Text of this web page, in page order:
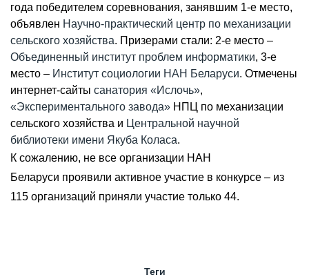
года победителем соревнования, занявшим 1-е место,
объявлен Научно-практический центр по механизации
сельского хозяйства. Призерами стали: 2-е место –
Объединенный институт проблем информатики, 3-е
место – Институт социологии НАН Беларуси. Отмечены
интернет-сайты санатория «Ислочь»,
«Экспериментального завода» НПЦ по механизации
сельского хозяйства и Центральной научной
библиотеки имени Якуба Коласа.
К сожалению, не все организации НАН
Беларуси проявили активное участие в конкурсе – из
115 организаций приняли участие только 44.
Теги